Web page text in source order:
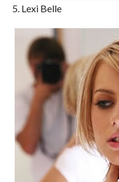
5. Lexi Belle